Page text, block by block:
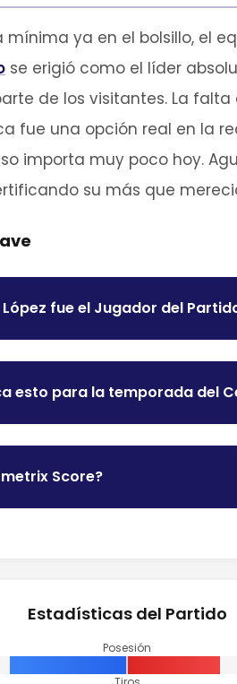
mínima ya en el bolsillo, el
se erigió como el líder
de los visitantes. La
fue una opción real en la
importa muy poco hoy.
su más que
López fue el Jugador del
esto para la temporada del
Score?
Estadísticas del Partido
Posesión